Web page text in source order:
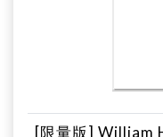
[限量版] William